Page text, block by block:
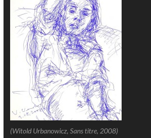
(Witold Urbanowicz, Sans titre, 2008)